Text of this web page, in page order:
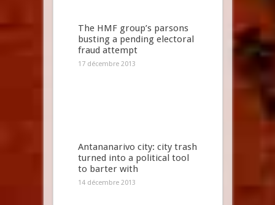
The HMF group’s parsons
busting a pending electoral
fraud attempt
17 décembre 2013
Antananarivo city: city trash
turned into a political tool
to barter with
14 décembre 2013